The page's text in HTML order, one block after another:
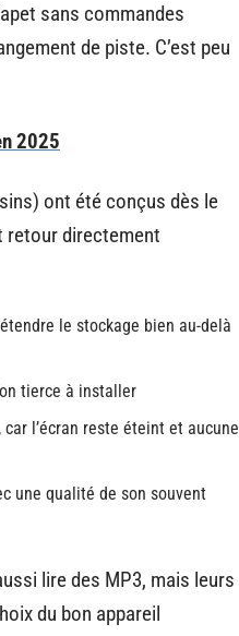
sans commandes
de piste. C’est peu
2025
ont été conçus dès le
retour directement
le stockage bien au-delà
tierce à installer
l’écran reste éteint et aucune
une qualité de son souvent
lire des MP3, mais leurs
du bon appareil